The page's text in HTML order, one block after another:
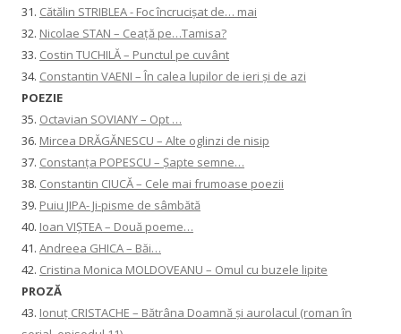
31. Cătălin STRIBLEA - Foc încrucișat de… mai
32. Nicolae STAN – Ceață pe…Tamisa?
33. Costin TUCHILĂ – Punctul pe cuvânt
34. Constantin VAENI – În calea lupilor de ieri și de azi
POEZIE
35. Octavian SOVIANY – Opt …
36. Mircea DRĂGĂNESCU – Alte oglinzi de nisip
37. Constanţa POPESCU – Șapte semne…
38. Constantin CIUCĂ – Cele mai frumoase poezii
39. Puiu JIPA- Ji-pisme de sâmbătă
40. Ioan VIȘTEA – Două poeme…
41. Andreea GHICA – Băi…
42. Cristina Monica MOLDOVEANU – Omul cu buzele lipite
PROZĂ
43. Ionuţ CRISTACHE – Bătrâna Doamnă și aurolacul (roman în